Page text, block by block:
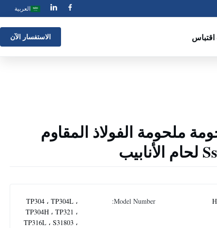
العربية
الاستفسار الآن
ملحومة الفولاذ المقاوم
Model Number:
TP304 ، TP304L ،
TP304H ، TP321 ،
TP316L ، S31803 ،